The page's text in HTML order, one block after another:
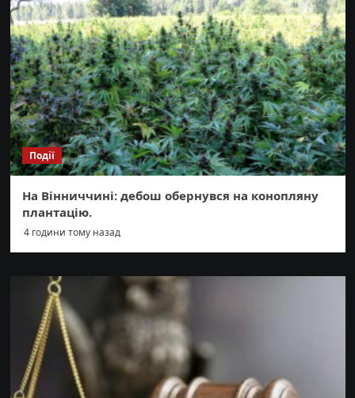
Події
На Вінниччині: дебош обернувся на конопляну
плантацію.
4 години тому назад